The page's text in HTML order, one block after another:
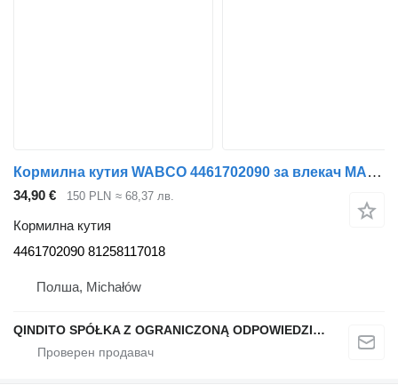
Кормилна кутия WABCO 4461702090 за влекач MAN TGA TGX
34,90 € 150 PLN ≈ 68,37 лв.
Кормилна кутия
4461702090 81258117018
Полша, Michałów
QINDITO SPÓŁKA Z OGRANICZONĄ ODPOWIEDZIALNOŚCIĄ